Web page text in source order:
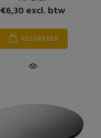
€6,30 excl. btw
RESERVEER